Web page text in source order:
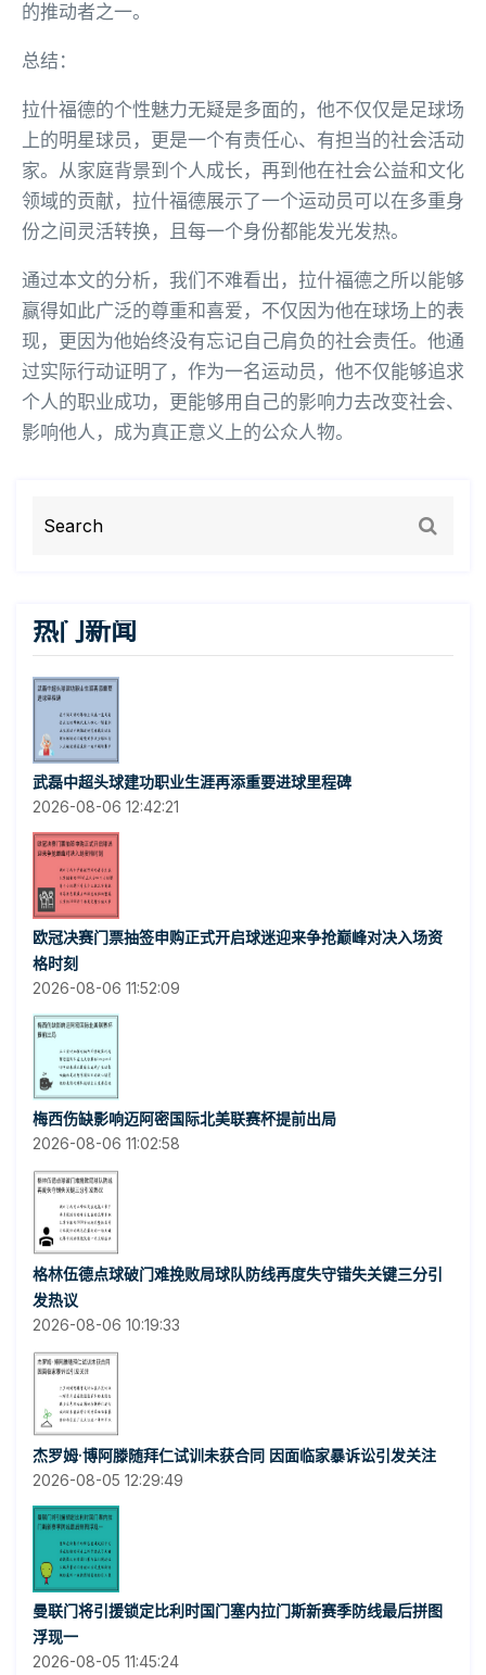
的推动者之一。
总结：
拉什福德的个性魅力无疑是多面的，他不仅仅是足球场
上的明星球员，更是一个有责任心、有担当的社会活动
家。从家庭背景到个人成长，再到他在社会公益和文化
领域的贡献，拉什福德展示了一个运动员可以在多重身
份之间灵活转换，且每一个身份都能发光发热。
通过本文的分析，我们不难看出，拉什福德之所以能够
赢得如此广泛的尊重和喜爱，不仅因为他在球场上的表
现，更因为他始终没有忘记自己肩负的社会责任。他通
过实际行动证明了，作为一名运动员，他不仅能够追求
个人的职业成功，更能够用自己的影响力去改变社会、
影响他人，成为真正意义上的公众人物。
热门新闻
武磊中超头球建功职业生涯再添重要进球里程碑
2026-08-06 12:42:21
欧冠决赛门票抽签申购正式开启球迷迎来争抢巅峰对决入场资
格时刻
2026-08-06 11:52:09
梅西伤缺影响迈阿密国际北美联赛杯提前出局
2026-08-06 11:02:58
格林伍德点球破门难挽败局球队防线再度失守错失关键三分引
发热议
2026-08-06 10:19:33
杰罗姆·博阿滕随拜仁试训未获合同 因面临家暴诉讼引发关注
2026-08-05 12:29:49
曼联门将引援锁定比利时国门塞内拉门斯新赛季防线最后拼图
浮现一
2026-08-05 11:45:24